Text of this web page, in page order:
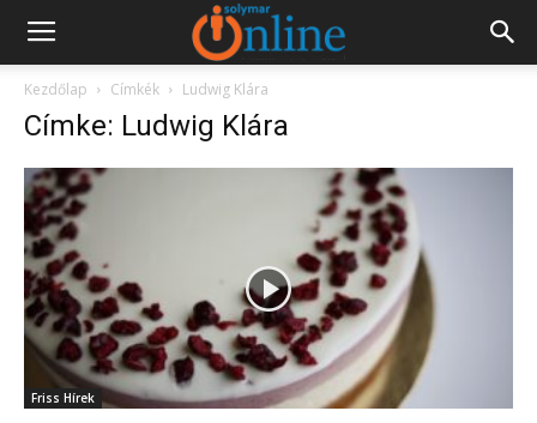
Kezdőlap Címkék Ludwig Klára
Címke: Ludwig Klára
Friss Hírek